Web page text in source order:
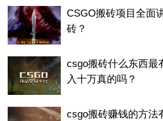
CSGO搬砖项目全面
砖？
csgo搬砖什么东西最
入十万真的吗？
csgo搬砖赚钱的方法